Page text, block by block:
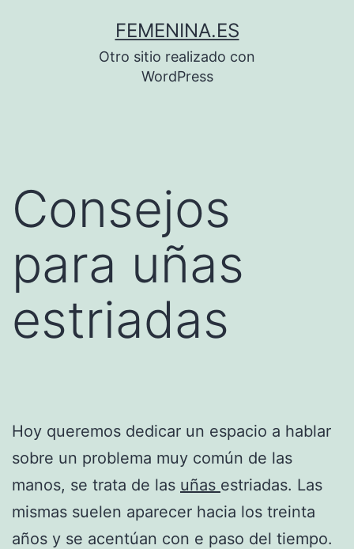
FEMENINA.ES
Otro sitio realizado con
WordPress
Consejos
para uñas
estriadas
Hoy queremos dedicar un espacio a hablar
sobre un problema muy común de las
manos, se trata de las uñas estriadas. Las
mismas suelen aparecer hacia los treinta
años y se acentúan con e paso del tiempo.